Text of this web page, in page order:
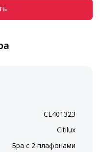
CL401323
Citilux
Бра с 2 плафонами